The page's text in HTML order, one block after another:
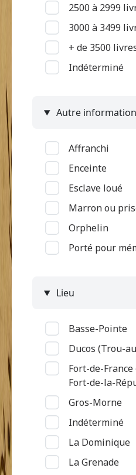
Mutilation
Pas
Pian
Piqué par
Ulcère et
Vieillesse
2500 à 2999
3000 à 3499
+ de 3500
Indéterminé
Autre information
Affranchi
Enceinte
Esclave loué
Marron ou
Orphelin
Porté pour
Lieu
Basse-Pointe
Ducos (Trou-
Fort-de-France
Fort-de-la-
Gros-Morne
Indéterminé
La Dominique
La Grenade